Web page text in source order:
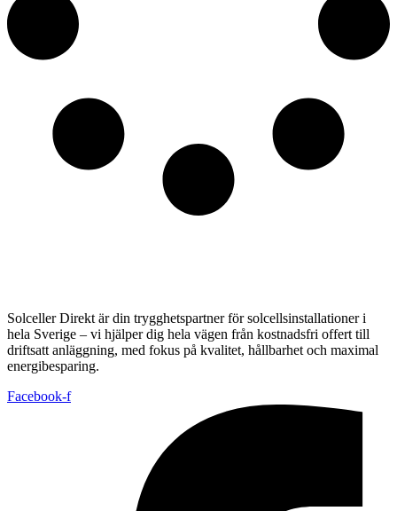
Solceller Direkt är din trygghetspartner för solcellsinstallationer i
hela Sverige – vi hjälper dig hela vägen från kostnadsfri offert till
driftsatt anläggning, med fokus på kvalitet, hållbarhet och maximal
energibesparing.
Facebook-f